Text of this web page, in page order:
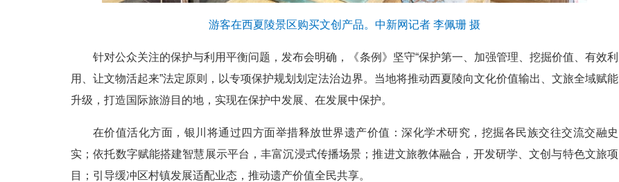
游客在西夏陵景区购买文创产品。中新网记者 李佩珊 摄
针对公众关注的保护与利用平衡问题，发布会明确，《条例》坚守“保护第一、加强管理、挖掘价值、有效利
用、让文物活起来”法定原则，以专项保护规划划定法治边界。当地将推动西夏陵向文化价值输出、文旅全域赋能
升级，打造国际旅游目的地，实现在保护中发展、在发展中保护。
在价值活化方面，银川将通过四方面举措释放世界遗产价值：深化学术研究，挖掘各民族交往交流交融史
实；依托数字赋能搭建智慧展示平台，丰富沉浸式传播场景；推进文旅教体融合，开发研学、文创与特色文旅项
目；引导缓冲区村镇发展适配业态，推动遗产价值全民共享。